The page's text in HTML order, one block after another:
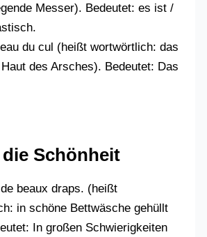
Messer). Bedeutet: es ist /
du cul (heißt wortwörtlich: das
des Arsches). Bedeutet: Das
Schönheit
beaux draps. (heißt
in schöne Bettwäsche gehüllt
In großen Schwierigkeiten